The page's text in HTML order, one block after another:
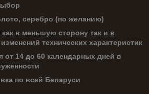
серебро (по желанию)
в меньшую сторону так и в
технических характеристик
от 14 до 60 календарных дней в
по всей Беларуси